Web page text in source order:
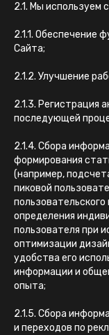
2.1. Мы используем
2.1.1. Обеспечение
Сайта;
2.1.2. Улучшение
2.1.3. Регистрация
последующей
2.1.4. Сбора
формирования
(например,
пиковой
определения
пользователя при
оптимизации
удобства его
информации и
опыта;
2.1.5. Сбора
и переходов по